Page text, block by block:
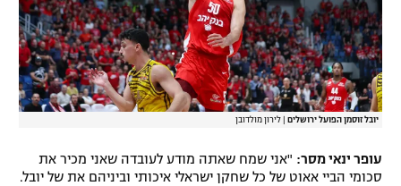
יובל זוסמן הפועל ירושלים לירון מולדובן
עופר ינאי מסר: "אני שמח שאתה מודע לעובדה שאני מכיר את
סכומי הביי אאוט של כל שחקן ישראלי איכותי וביניהם את של יובל.